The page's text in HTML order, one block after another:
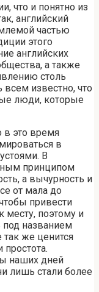
что и понятно из
английский
частью
этого
английских
а также
столь
известно, что
люди, которые
в это время
в
В
принципом
а вычурность и
от мала до
привести
месту, поэтому и
под названием
же ценится
простота.
наших дней
лишь стали более